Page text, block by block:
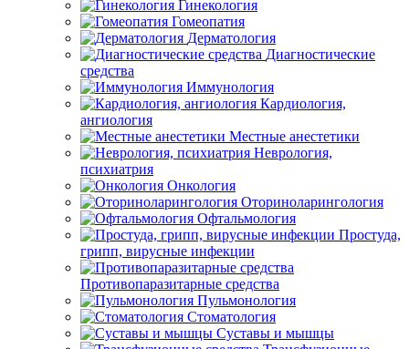
Гинекология
Гомеопатия
Дерматология
Диагностические
средства
Иммунология
Кардиология,
ангиология
Местные анестетики
Неврология,
психиатрия
Онкология
Оториноларингология
Офтальмология
Простуда,
грипп, вирусные инфекции
Противопаразитарные средства
Пульмонология
Стоматология
Суставы и мышцы